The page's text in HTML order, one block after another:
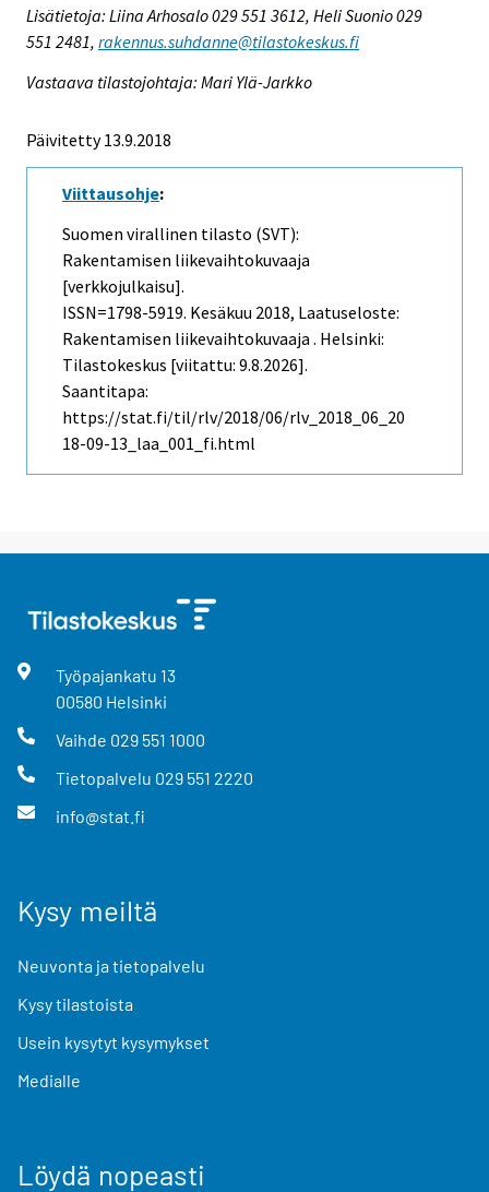
Lisätietoja: Liina Arhosalo 029 551 3612, Heli Suonio 029
551 2481, rakennus.suhdanne@tilastokeskus.fi
Vastaava tilastojohtaja: Mari Ylä-Jarkko
Päivitetty 13.9.2018
Viittausohje:
Suomen virallinen tilasto (SVT):
Rakentamisen liikevaihtokuvaaja
[verkkojulkaisu].
ISSN=1798-5919. Kesäkuu 2018, Laatuseloste:
Rakentamisen liikevaihtokuvaaja . Helsinki:
Tilastokeskus [viitattu: 9.8.2026].
Saantitapa:
https://stat.fi/til/rlv/2018/06/rlv_2018_06_20
18-09-13_laa_001_fi.html
Työpajankatu 13
00580 Helsinki
Vaihde 029 551 1000
Tietopalvelu 029 551 2220
info@stat.fi
Kysy meiltä
Neuvonta ja tietopalvelu
Kysy tilastoista
Usein kysytyt kysymykset
Medialle
Löydä nopeasti